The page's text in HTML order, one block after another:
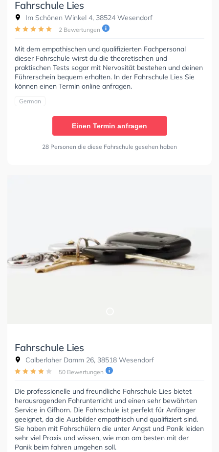
Fahrschule Lies
Im Schönen Winkel 4, 38524 Wesendorf
2 Bewertungen
Mit dem empathischen und qualifizierten Fachpersonal
dieser Fahrschule wirst du die theoretischen und
praktischen Tests sogar mit Nervosität bestehen und deinen
Führerschein bequem erhalten. In der Fahrschule Lies Sie
können einen Termin online anfragen.
German
Einen Termin anfragen
28 Personen die diese Fahrschule gesehen haben
Fahrschule Lies
Calberlaher Damm 26, 38518 Wesendorf
50 Bewertungen
Die professionelle und freundliche Fahrschule Lies bietet
herausragenden Fahrunterricht und einen sehr bewährten
Service in Gifhorn. Die Fahrschule ist perfekt für Anfänger
geeignet, da die Ausbilder empathisch und qualifiziert sind.
Sie haben mit Fahrschülern die unter Angst und Panik leiden
sehr viel Praxis und wissen, wie man am besten mit der
Panik beim fahren umgehen soll.